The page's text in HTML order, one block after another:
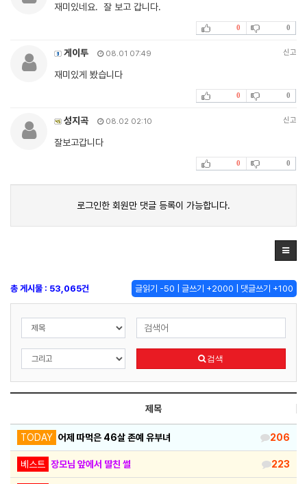
재미있네요. 잘 보고 갑니다.
0 0
게이투 08.01 07:49 신고
재미있게 봤습니다
0 0
성지곡 08.02 02:10 신고
잘보고갑니다
0 0
로그인한 회원만 댓글 등록이 가능합니다.
글읽기 -50 | 글쓰기 +2000 | 댓글쓰기 +100
총 게시물 : 53,065건
검색
제목
TODAY 어제 따먹은 46살 존예 유부녀 206
베스트 장모님 앞에서 딸친 썰 223